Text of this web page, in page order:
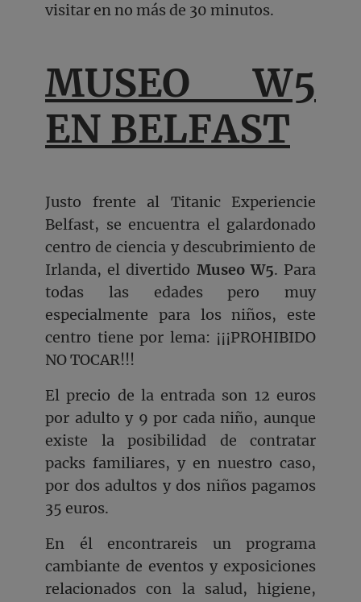
visitar en no más de 30 minutos.
MUSEO W5
EN BELFAST
Justo frente al Titanic Experiencie
Belfast, se encuentra el galardonado
centro de ciencia y descubrimiento de
Irlanda, el divertido Museo W5. Para
todas las edades pero muy
especialmente para los niños, este
centro tiene por lema: ¡¡¡PROHIBIDO
NO TOCAR!!!
El precio de la entrada son 12 euros
por adulto y 9 por cada niño, aunque
existe la posibilidad de contratar
packs familiares, y en nuestro caso,
por dos adultos y dos niños pagamos
35 euros.
En él encontrareis un programa
cambiante de eventos y exposiciones
relacionados con la salud, higiene,